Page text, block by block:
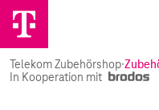
Telekom Zubehörshop·
In Kooperation mit